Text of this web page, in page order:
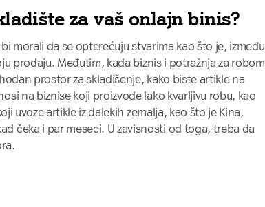
za vaš onlajn binis?
morali da se opterećuju stvarima kao što je, između
prodaju. Međutim, kada biznis i potražnja za robom
prostor za skladišenje, kako biste artikle na
na biznise koji proizvode lako kvarljivu robu, kao
uvoze artikle iz dalekih zemalja, kao što je Kina,
čeka i par meseci. U zavisnosti od toga, treba da